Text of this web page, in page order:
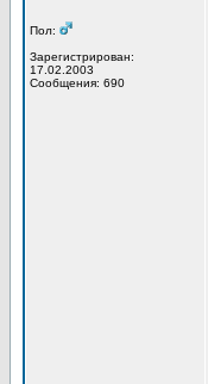
Пол:
Зарегистрирован:
17.02.2003
Сообщения: 690